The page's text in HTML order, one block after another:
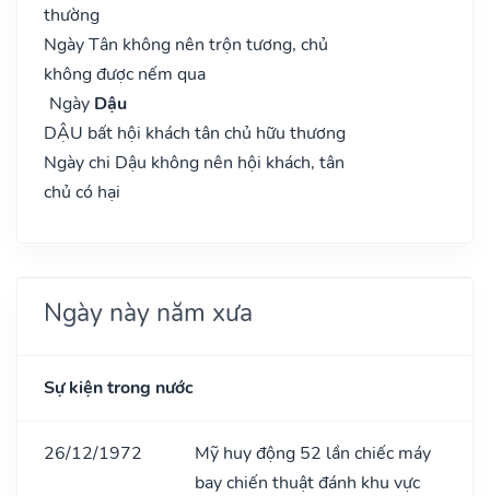
thường
Ngày Tân không nên trộn tương, chủ
không được nếm qua
Ngày Dậu
DẬU bất hội khách tân chủ hữu thương
Ngày chi Dậu không nên hội khách, tân
chủ có hại
Ngày này năm xưa
Sự kiện trong nước
26/12/1972
Mỹ huy động 52 lần chiếc máy
bay chiến thuật đánh khu vực